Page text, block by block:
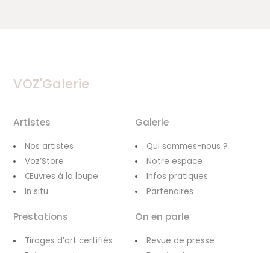
VOZ'Galerie
Artistes
Nos artistes
Voz’Store
Œuvres à la loupe
In situ
Galerie
Qui sommes-nous ?
Notre espace
Infos pratiques
Partenaires
Prestations
Tirages d’art certifiés
On en parle
Revue de presse